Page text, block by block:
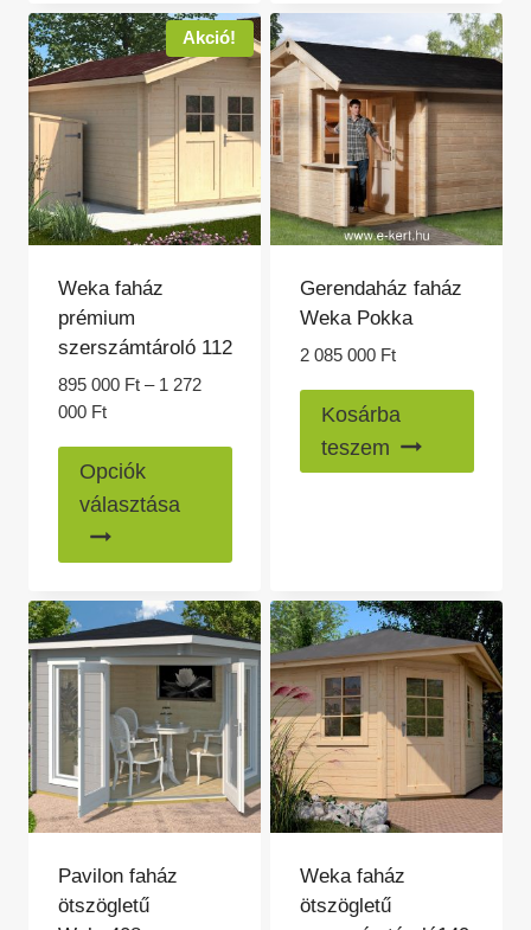
000 Ft
van.
A
változatok
a
termékoldalon
választhatók
ki
Akció!
Weka faház
prémium
szerszámtároló 112
895 000 Ft – 1 272
000 FtÁrtartomány:
000 Ft
-
272
Opciók
választása
több
van.
A
változatok
a
termékoldalon
választhatók
ki
Gerendaház faház
Weka Pokka
2 085 000 Ft
Kosárba
teszem
Pavilon faház
ötszögletű
Weka faház
ötszögletű